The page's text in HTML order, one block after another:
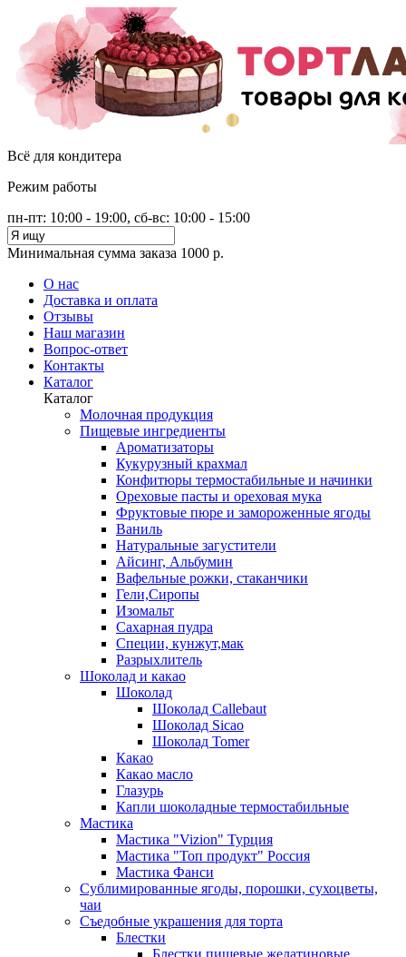
Всё для кондитера
Режим работы
пн-пт: 10:00 - 19:00, сб-вс: 10:00 - 15:00
Минимальная сумма заказа 1000 р.
О нас
Доставка и оплата
Отзывы
Наш магазин
Вопрос-ответ
Контакты
Каталог
Каталог
Молочная продукция
Пищевые ингредиенты
Ароматизаторы
Кукурузный крахмал
Конфитюры термостабильные и начинки
Ореховые пасты и ореховая мука
Фруктовые пюре и замороженные ягоды
Ваниль
Натуральные загустители
Айсинг, Альбумин
Вафельные рожки, стаканчики
Гели,Сиропы
Изомальт
Сахарная пудра
Специи, кунжут,мак
Разрыхлитель
Шоколад и какао
Шоколад
Шоколад Callebaut
Шоколад Sicao
Шоколад Tomer
Какао
Какао масло
Глазурь
Капли шоколадные термостабильные
Мастика
Мастика "Vizion" Турция
Мастика "Топ продукт" Россия
Мастика Фанси
Сублимированные ягоды, порошки, сухоцветы,
чаи
Съедобные украшения для торта
Блестки
Блестки пищевые желатиновые